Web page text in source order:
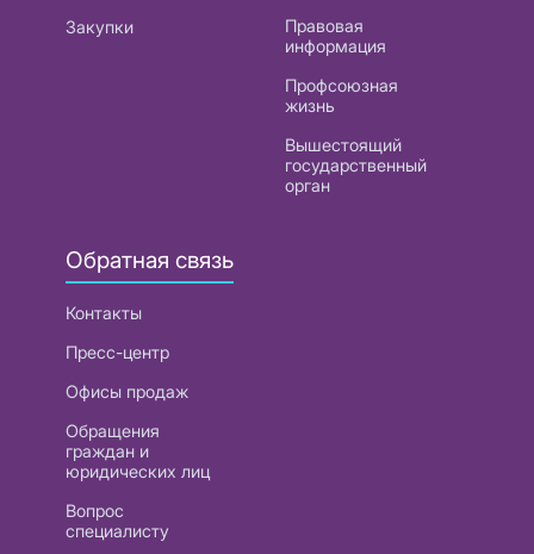
Закупки
Правовая
информация
Профсоюзная
жизнь
Вышестоящий
государственный
орган
Обратная связь
Контакты
Пресс-центр
Офисы продаж
Обращения
граждан и
юридических лиц
Вопрос
специалисту